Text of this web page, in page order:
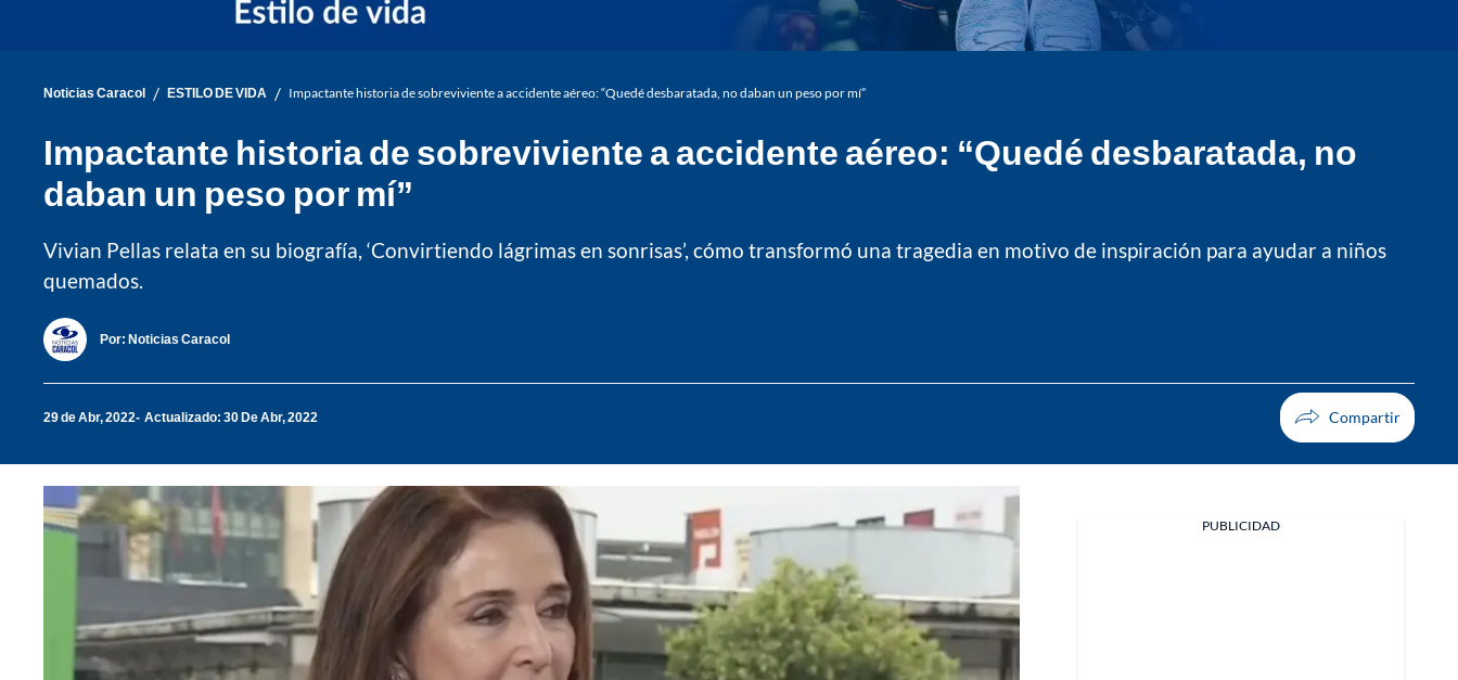
Noticias Caracol / ESTILO DE VIDA / Impactante historia de sobreviviente a accidente aéreo: “Quedé desbaratada, no daban un peso por mí”
Impactante historia de sobreviviente a accidente aéreo: “Quedé desbaratada, no
daban un peso por mí”
Vivian Pellas relata en su biografía, ‘Convirtiendo lágrimas en sonrisas’, cómo transformó una tragedia en motivo de inspiración para ayudar a niños
quemados.
Por: Noticias Caracol
29 de Abr, 2022 Actualizado: 30 De Abr, 2022
PUBLICIDAD